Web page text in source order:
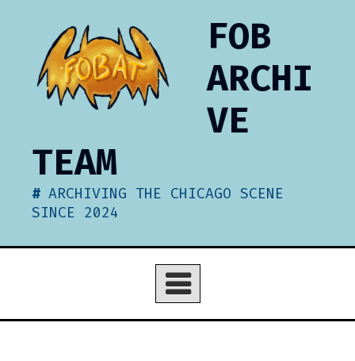
content
FOB
ARCHI
VE
TEAM
ARCHIVING THE CHICAGO SCENE
SINCE 2024